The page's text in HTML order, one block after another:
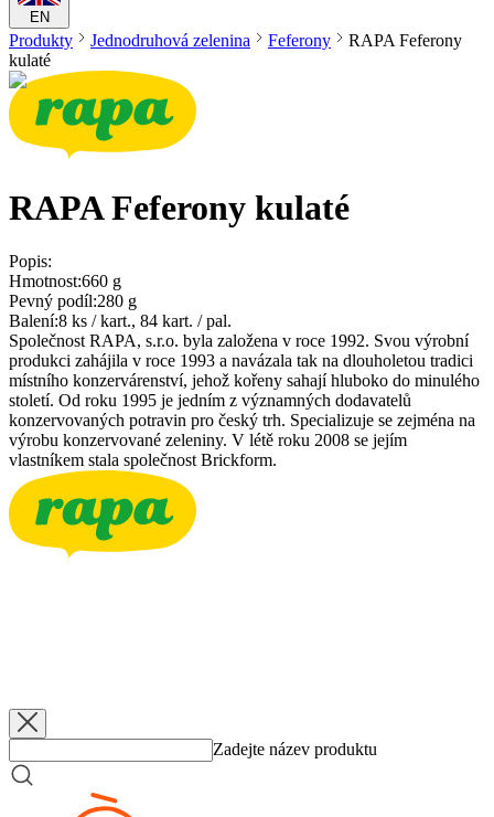
EN
Produkty Jednodruhová zelenina Feferony RAPA Feferony
kulaté
RAPA Feferony kulaté
Popis:
Hmotnost:660 g
Pevný podíl:280 g
Balení:8 ks / kart., 84 kart. / pal.
Společnost RAPA, s.r.o. byla založena v roce 1992. Svou výrobní
produkci zahájila v roce 1993 a navázala tak na dlouholetou tradici
místního konzervárenství, jehož kořeny sahají hluboko do minulého
století. Od roku 1995 je jedním z významných dodavatelů
konzervovaných potravin pro český trh. Specializuje se zejména na
výrobu konzervované zeleniny. V létě roku 2008 se jejím
vlastníkem stala společnost Brickform.
RAPA
RAPA
Zadejte název produktu